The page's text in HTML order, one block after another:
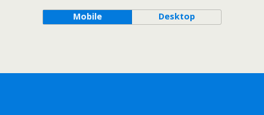
Mobile Desktop